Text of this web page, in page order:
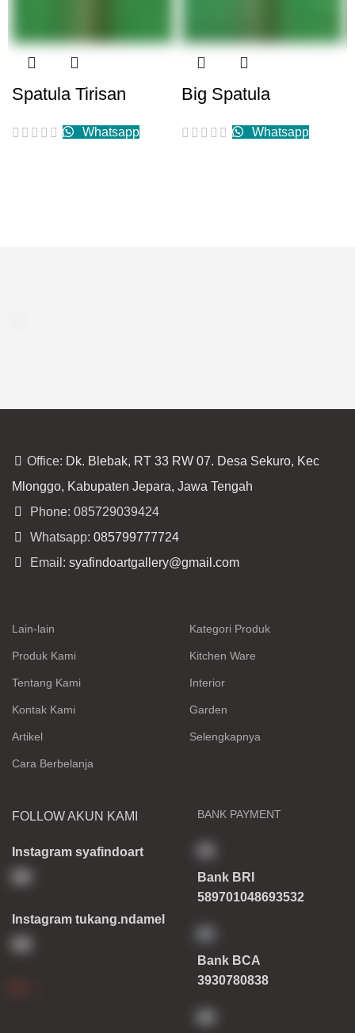
Spatula Tirisan
Whatsapp
Big Spatula
Whatsapp
Office: Dk. Blebak, RT 33 RW 07. Desa Sekuro, Kec
Mlonggo, Kabupaten Jepara, Jawa Tengah
Phone: 085729039424
Whatsapp: 085799777724
Email: syafindoartgallery@gmail.com
Lain-lain
Produk Kami
Tentang Kami
Kontak Kami
Artikel
Cara Berbelanja
Kategori Produk
Kitchen Ware
Interior
Garden
Selengkapnya
FOLLOW AKUN KAMI
Instagram syafindoart
Instagram tukang.ndamel
BANK PAYMENT
Bank BRI
589701048693532
Bank BCA
3930780838